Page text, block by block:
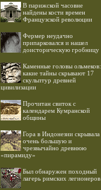
В парижской часовне
найдены кости времен
Французской революции
Фермер неудачно
припарковался и нашел
доисторическую гробницу
Каменные головы ольмеков:
какие тайны скрывают 17
скульптур древней
цивилизации
Прочитан свиток с
календарем Кумранской
общины
Гора в Индонезии скрывала
очень большую и
чрезвычайно древнюю
«пирамиду»
Был обнаружен походный
лагерь римских легионеров